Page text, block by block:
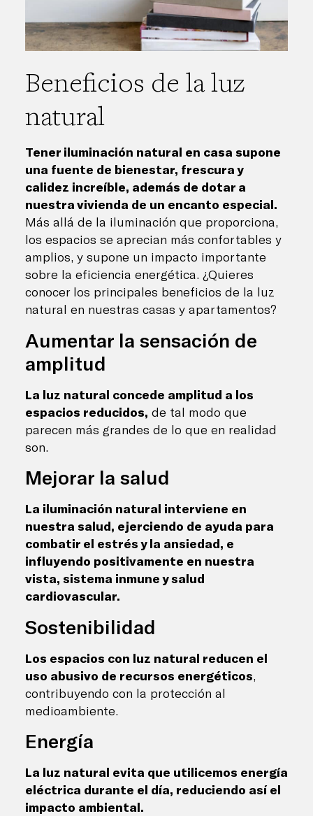
Beneficios de la luz
natural
Tener iluminación natural en casa supone
una fuente de bienestar, frescura y
calidez increíble, además de dotar a
nuestra vivienda de un encanto especial.
Más allá de la iluminación que proporciona,
los espacios se aprecian más confortables y
amplios, y supone un impacto importante
sobre la eficiencia energética. ¿Quieres
conocer los principales beneficios de la luz
natural en nuestras casas y apartamentos?
Aumentar la sensación de
amplitud
La luz natural concede amplitud a los
espacios reducidos, de tal modo que
parecen más grandes de lo que en realidad
son.
Mejorar la salud
La iluminación natural interviene en
nuestra salud, ejerciendo de ayuda para
combatir el estrés y la ansiedad, e
influyendo positivamente en nuestra
vista, sistema inmune y salud
cardiovascular.
Sostenibilidad
Los espacios con luz natural reducen el
uso abusivo de recursos energéticos,
contribuyendo con la protección al
medioambiente.
Energía
La luz natural evita que utilicemos energía
eléctrica durante el día, reduciendo así el
impacto ambiental.